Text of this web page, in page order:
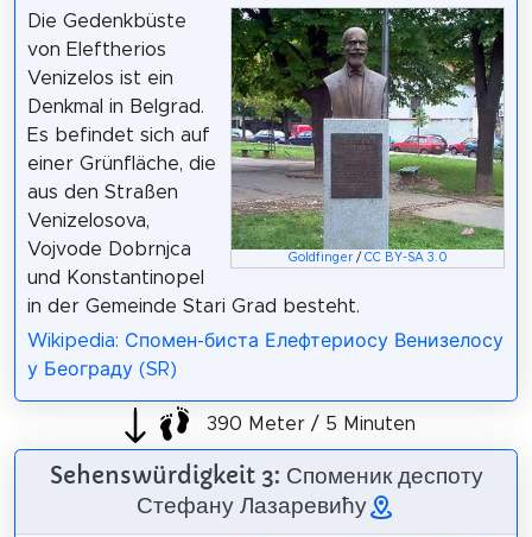
Goldfinger/ CC BY-SA 3.0
Die Gedenkbüste
von Eleftherios
Venizelos ist ein
Denkmal in Belgrad.
Es befindet sich auf
einer Grünfläche, die
aus den Straßen
Venizelosova,
Vojvode Dobrnjca
und Konstantinopel
in der Gemeinde Stari Grad besteht.
Wikipedia: Спомен-биста Елефтериосу Венизелосу
у Београду (SR)
390 Meter / 5 Minuten
Sehenswürdigkeit 3: Споменик деспоту
Стефану Лазаревићу